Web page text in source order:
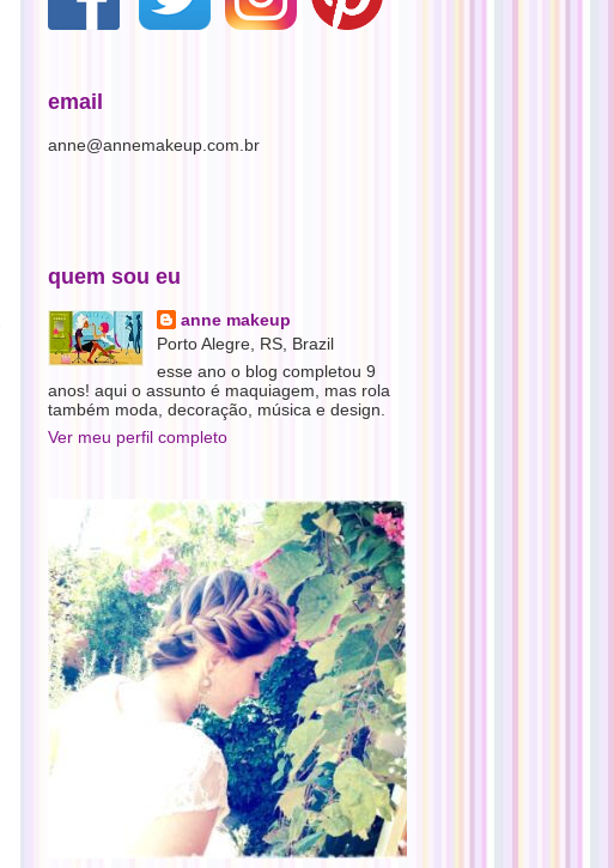
email
anne@annemakeup.com.br
quem sou eu
anne makeup
Porto Alegre, RS, Brazil
esse ano o blog completou 9
anos! aqui o assunto é maquiagem, mas rola
também moda, decoração, música e design.
Ver meu perfil completo